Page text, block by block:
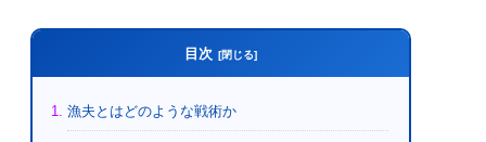
目次
漁夫とはどのような戦術か